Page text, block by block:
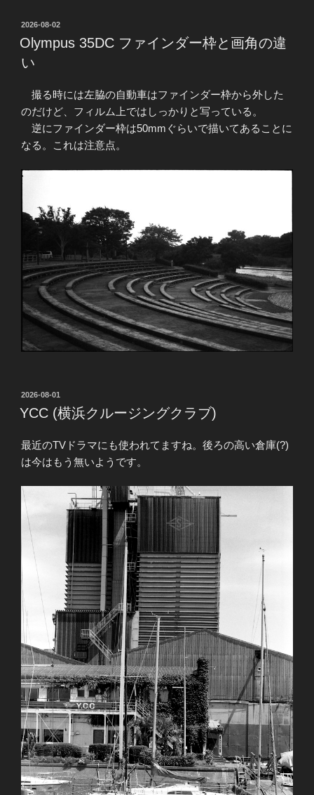
投
稿
日:
2026-08-02
Olympus 35DC ファインダー枠と画角の違
い
撮る時には左脇の自動車はファインダー枠から外した
のだけど、フィルム上ではしっかりと写っている。
逆にファインダー枠は50mmぐらいで描いてあることに
なる。これは注意点。
投
稿
日:
2026-08-01
YCC (横浜クルージングクラブ)
最近のTVドラマにも使われてますね。後ろの高い倉庫(?)
は今はもう無いようです。